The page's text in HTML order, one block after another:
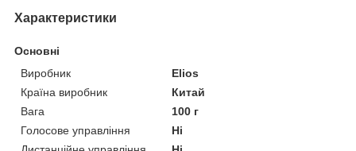
Характеристики
Основні
Виробник
Elios
Країна виробник
Китай
Вага
100 г
Голосове управління
Ні